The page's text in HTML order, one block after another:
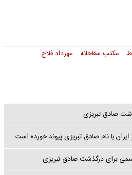
مکتب سقاخانه
مهرداد فلاح
صادق تبریزی
با نام صادق تبریزی پیوند خورده است
برای درگذشت صادق تبریزی